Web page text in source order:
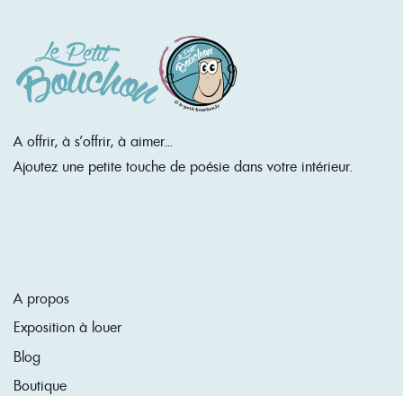
A offrir, à s'offrir, à aimer...
Ajoutez une petite touche de poésie dans votre intérieur.
A propos
Exposition à louer
Blog
Boutique